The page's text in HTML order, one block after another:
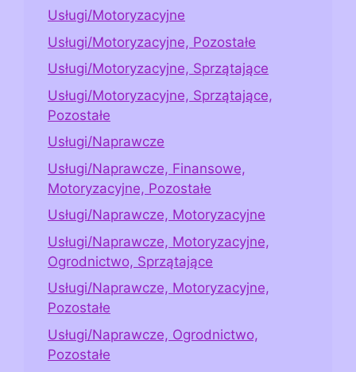
Usługi/Motoryzacyjne
Usługi/Motoryzacyjne, Pozostałe
Usługi/Motoryzacyjne, Sprzątające
Usługi/Motoryzacyjne, Sprzątające,
Pozostałe
Usługi/Naprawcze
Usługi/Naprawcze, Finansowe,
Motoryzacyjne, Pozostałe
Usługi/Naprawcze, Motoryzacyjne
Usługi/Naprawcze, Motoryzacyjne,
Ogrodnictwo, Sprzątające
Usługi/Naprawcze, Motoryzacyjne,
Pozostałe
Usługi/Naprawcze, Ogrodnictwo,
Pozostałe